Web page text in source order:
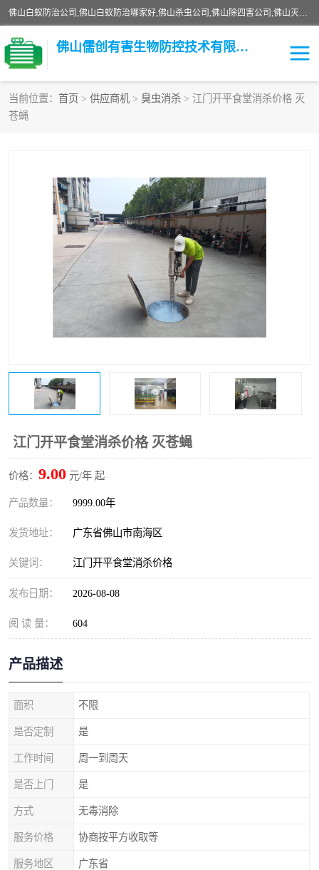
佛山白蚁防治公司,佛山白蚁防治哪家好,佛山杀虫公司,佛山除四害公司,佛山灭白蚁公司,佛山白蚁防治佛山儒创有害生物防治有限公司是一家佛山杀虫公司、佛山除四害公司、佛山灭白蚁公司、佛山白蚁防治公司，让您远离虫害困扰。要问佛山白蚁防治哪家好？佛山儒创有害生物防治有限公司全佛山、广州，正规公司，上门勘查，可靠，售后有保障。
佛山儒创有害生物防控技术有限公司
当前位置： 首页 > 供应商机 > 臭虫消杀 > 江门开平食堂消杀价格 灭
苍蝇
江门开平食堂消杀价格 灭苍蝇
价格： 9.00 元/年 起
产品数量： 9999.00年
发货地址： 广东省佛山市南海区
关键词： 江门开平食堂消杀价格
发布日期： 2026-08-08
阅 读 量： 604
产品描述
面积 不限
是否定制 是
工作时间 周一到周天
是否上门 是
方式 无毒消除
服务价格 协商按平方收取等
服务地区 广东省
白蚁消杀
除四害 食堂消杀
校园消杀 园区消杀
害虫防治